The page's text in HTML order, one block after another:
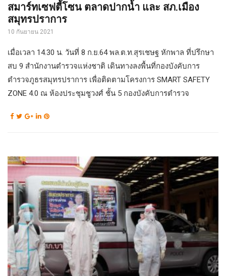
สมาร์ทเซฟตี้โซน ตลาดปากน้ำ และ สภ.เมือง
สมุทรปราการ
10 กันยายน 2021
เมื่อเวลา 14.30 น. วันที่ 8 ก.ย.64 พล.ต.ท.สุรเชษฐ หักพาล ที่ปรึกษา
สบ 9 สำนักงานตำรวจแห่งชาติ เดินทางลงพื้นที่กองบังคับการ
ตำรวจภูธรสมุทรปราการ เพื่อติดตามโครงการ SMART SAFETY
ZONE 4.0 ณ ห้องประชุมชูวงศ์ ชั้น 5 กองบังคับการตำรวจ